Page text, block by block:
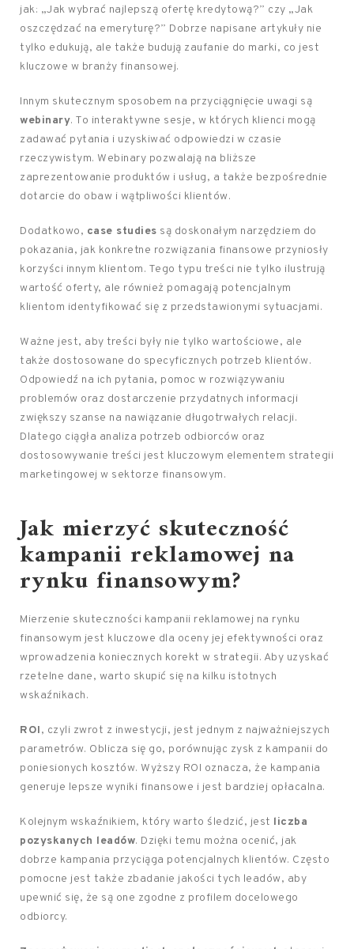
jak: „Jak wybrać najlepszą ofertę kredytową?” czy „Jak
oszczędzać na emeryturę?” Dobrze napisane artykuły nie
tylko edukują, ale także budują zaufanie do marki, co jest
kluczowe w branży finansowej.
Innym skutecznym sposobem na przyciągnięcie uwagi są
webinary. To interaktywne sesje, w których klienci mogą
zadawać pytania i uzyskiwać odpowiedzi w czasie
rzeczywistym. Webinary pozwalają na bliższe
zaprezentowanie produktów i usług, a także bezpośrednie
dotarcie do obaw i wątpliwości klientów.
Dodatkowo, case studies są doskonałym narzędziem do
pokazania, jak konkretne rozwiązania finansowe przyniosły
korzyści innym klientom. Tego typu treści nie tylko ilustrują
wartość oferty, ale również pomagają potencjalnym
klientom identyfikować się z przedstawionymi sytuacjami.
Ważne jest, aby treści były nie tylko wartościowe, ale
także dostosowane do specyficznych potrzeb klientów.
Odpowiedź na ich pytania, pomoc w rozwiązywaniu
problemów oraz dostarczenie przydatnych informacji
zwiększy szanse na nawiązanie długotrwałych relacji.
Dlatego ciągła analiza potrzeb odbiorców oraz
dostosowywanie treści jest kluczowym elementem strategii
marketingowej w sektorze finansowym.
Jak mierzyć skuteczność
kampanii reklamowej na
rynku finansowym?
Mierzenie skuteczności kampanii reklamowej na rynku
finansowym jest kluczowe dla oceny jej efektywności oraz
wprowadzenia koniecznych korekt w strategii. Aby uzyskać
rzetelne dane, warto skupić się na kilku istotnych
wskaźnikach.
ROI, czyli zwrot z inwestycji, jest jednym z najważniejszych
parametrów. Oblicza się go, porównując zysk z kampanii do
poniesionych kosztów. Wyższy ROI oznacza, że kampania
generuje lepsze wyniki finansowe i jest bardziej opłacalna.
Kolejnym wskaźnikiem, który warto śledzić, jest liczba
pozyskanych leadów. Dzięki temu można ocenić, jak
dobrze kampania przyciąga potencjalnych klientów. Często
pomocne jest także zbadanie jakości tych leadów, aby
upewnić się, że są one zgodne z profilem docelowego
odbiorcy.